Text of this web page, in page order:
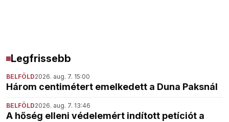
Legfrissebb
BELFÖLD2026. aug. 7. 15:00
Három centimétert emelkedett a Duna Paksnál
BELFÖLD2026. aug. 7. 13:46
A hőség elleni védelemért indított petíciót a